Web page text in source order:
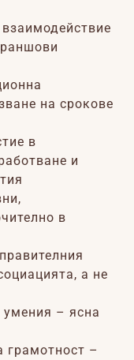
на срокове
в
и
в
а не
– ясна
грамотност –